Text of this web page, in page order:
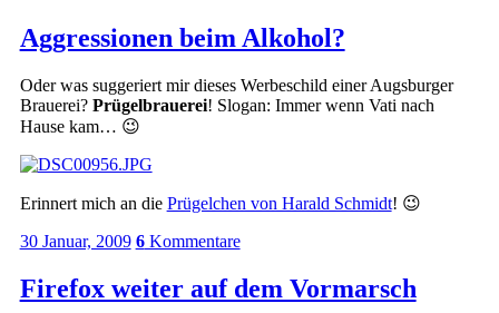
Aggressionen beim Alkohol?
Oder was suggeriert mir dieses Werbeschild einer Augsburger
Brauerei? Prügelbrauerei! Slogan: Immer wenn Vati nach
Hause kam… 😉
Erinnert mich an die Prügelchen von Harald Schmidt! 😉
30 Januar, 2009 6Kommentare
Firefox weiter auf dem Vormarsch